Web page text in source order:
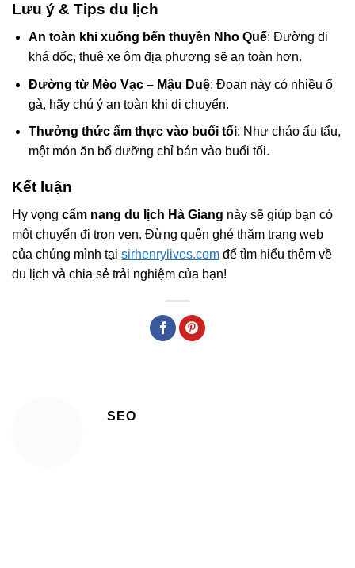
Lưu ý & Tips du lịch
An toàn khi xuống bến thuyền Nho Quế: Đường đi
khá dốc, thuê xe ôm địa phương sẽ an toàn hơn.
Đường từ Mèo Vạc – Mậu Duệ: Đoạn này có nhiều ổ
gà, hãy chú ý an toàn khi di chuyển.
Thưởng thức ẩm thực vào buổi tối: Như cháo ấu tẩu,
một món ăn bổ dưỡng chỉ bán vào buổi tối.
Kết luận
Hy vọng cẩm nang du lịch Hà Giang này sẽ giúp bạn có
một chuyến đi trọn vẹn. Đừng quên ghé thăm trang web
của chúng mình tại sirhenrylives.com để tìm hiểu thêm về
du lịch và chia sẻ trải nghiệm của bạn!
SEO